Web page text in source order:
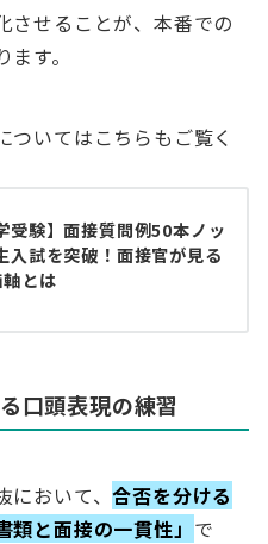
させることが、本番での
す。
ついてはこちらもご覧く
受験】面接質問例50本ノッ
入試を突破！面接官が見る
とは
口頭表現の練習
において、合否を分ける
と面接の一貫性」 で